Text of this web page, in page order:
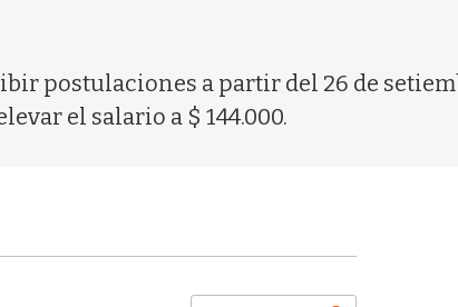
postulaciones a partir del 26 de
el salario a $ 144.000.